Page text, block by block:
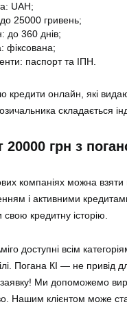
UAH;
25000 гривень;
до 360 днів;
фіксована;
паспорт та ІПН.
кредити онлайн, які
складається
20000 грн з
компаніях можна взяти
і активними
свою кредитну історію.
доступні всім
Погана КІ — не
Ми допоможемо
Нашим клієнтом може